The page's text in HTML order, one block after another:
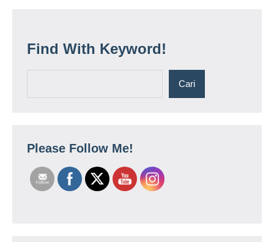
Find With Keyword!
Cari
Please Follow Me!